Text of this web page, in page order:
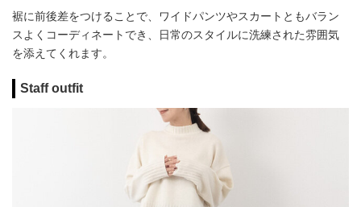
裾に前後差をつけることで、ワイドパンツやスカートともバラン
スよくコーディネートでき、日常のスタイルに洗練された雰囲気
を添えてくれます。
Staff outfit